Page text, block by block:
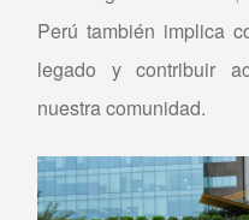
Perú también implica
legado y contribuir
nuestra comunidad.